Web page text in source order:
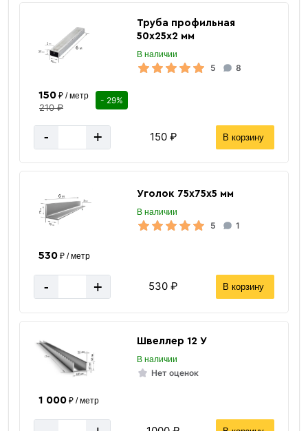
Труба профильная
50х25х2 мм
В наличии
5 8
150₽ / метр
210 ₽
- 29%
- + 150 ₽ В корзину
Уголок 75х75х5 мм
В наличии
5 1
530₽ / метр
- + 530 ₽ В корзину
Швеллер 12 У
В наличии
Нет оценок
1 000₽ / метр